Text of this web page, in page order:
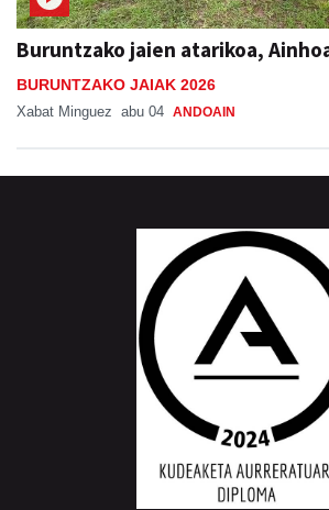
Buruntzako jaien atarikoa,
BURUNTZAKO JAIAK 2026
Xabat Minguez abu 04 ANDOAIN